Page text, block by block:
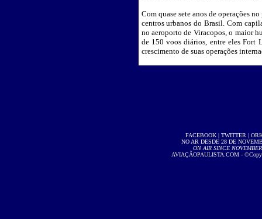
Com quase sete anos de operações
centros urbanos do Brasil. Com
no aeroporto de Viracopos, o maior
de 150 voos diários, entre eles Fort
crescimento de suas operações
FACEBOOK| TWITTER |
NO AR DESDE 28 DE
ON AIR SINCE
AVIAÇÃOPAULISTA.COM -